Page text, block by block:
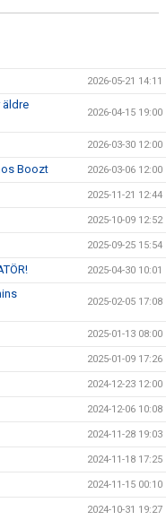
2026-05-21 14:11
äldre
2026-04-15 19:00
2026-03-30 12:00
Boozt 2026-03-06 12:00
2025-11-21 12:44
2025-10-09 12:52
2025-09-25 15:54
2025-04-30 10:01
2025-02-05 17:08
2025-01-13 08:00
2025-01-09 17:26
2024-12-23 12:00
2024-12-06 10:08
2024-11-28 19:03
2024-11-18 17:25
2024-11-15 00:10
2024-10-31 19:27